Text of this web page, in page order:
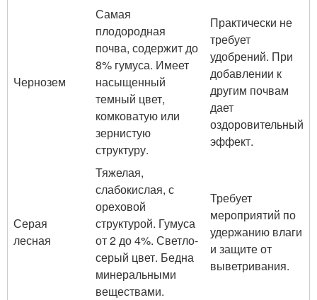
Чернозем
Самая
плодородная
почва, содержит до
8% гумуса. Имеет
насыщенный
темный цвет,
комковатую или
зернистую
структуру.
Практически не
требует
удобрений. При
добавлении к
другим почвам
дает
оздоровительный
эффект.
Серая
лесная
Тяжелая,
слабокислая, с
ореховой
структурой. Гумуса
от 2 до 4%. Светло-
серый цвет. Бедна
минеральными
веществами.
Требует
мероприятий по
удержанию влаги
и защите от
выветривания.